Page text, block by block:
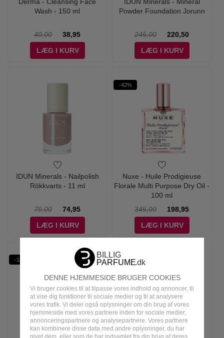
DENNE HJEMMESIDE BRUGER COOKIES
Vi bruger cookies til at tilpasse vores indhold og annoncer, til
at vise dig funktioner til sociale medier og til at analysere
vores trafik. Vi deler også oplysninger om din brug af vores
hjemmeside med vores partnere inden for sociale medier,
annonceringspartnere og analysepartnere. Vores partnere
kan kombinere disse data med andre oplysninger, du har
givet dem, eller som de har indsamlet fra din brug af deres
Wash - 150 ml
40,00
38,95
LÆG I KURV
Powder Foundation Jorunn
245,00
220,50
LÆG I KURV
IDUN Minerals - Nailpolish
Rökkvarts - 11 ml
79,00
74,95
LÆG I KURV
-42%
Nuxe - Huile Prodigieuse
Florale Multi Purpose Dry Oil -
100 ml
345,00
198,95
LÆG I KURV
-14% -10%